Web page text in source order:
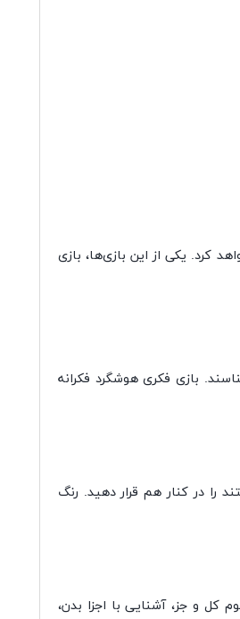
کرد. یکی از این بازی‌ها، بازی
بازی فکری هوشگرد فکرانه
تصویر است و باید 8 کارتی که با این تصاویر مرتبط هستند را در کنار هم قرار دهید. رنگ
کل و جز، آشنایی با اجزا بدن،